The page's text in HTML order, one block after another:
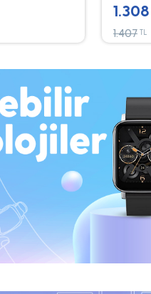
1.308
1.407 TL